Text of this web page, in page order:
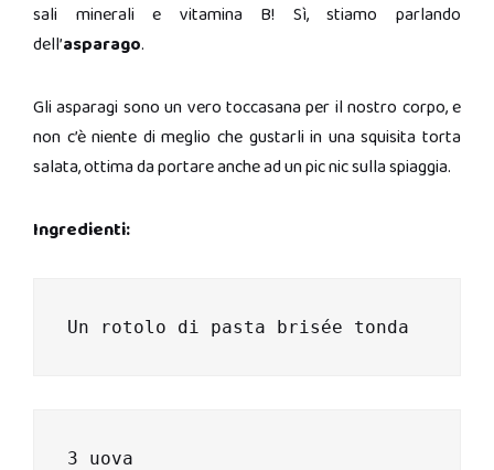
sali minerali e vitamina B! Sì, stiamo parlando
dell’asparago.
Gli asparagi sono un vero toccasana per il nostro corpo, e
non c’è niente di meglio che gustarli in una squisita torta
salata, ottima da portare anche ad un pic nic sulla spiaggia.
Ingredienti:
Un rotolo di pasta brisée tonda
3 uova